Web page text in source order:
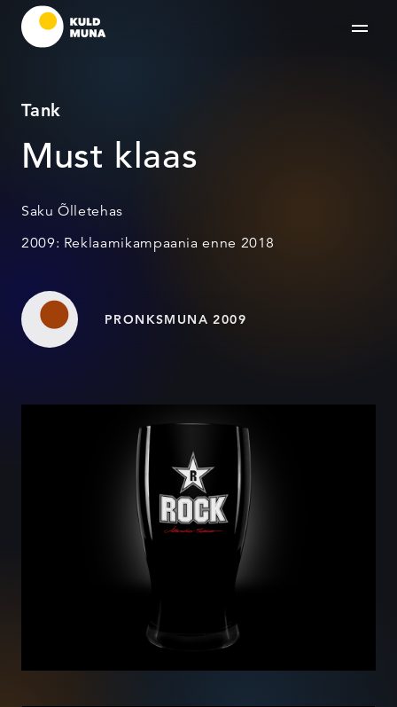
Tank
Must klaas
Saku Õlletehas
2009: Reklaamikampaania enne 2018
PRONKSMUNA 2009